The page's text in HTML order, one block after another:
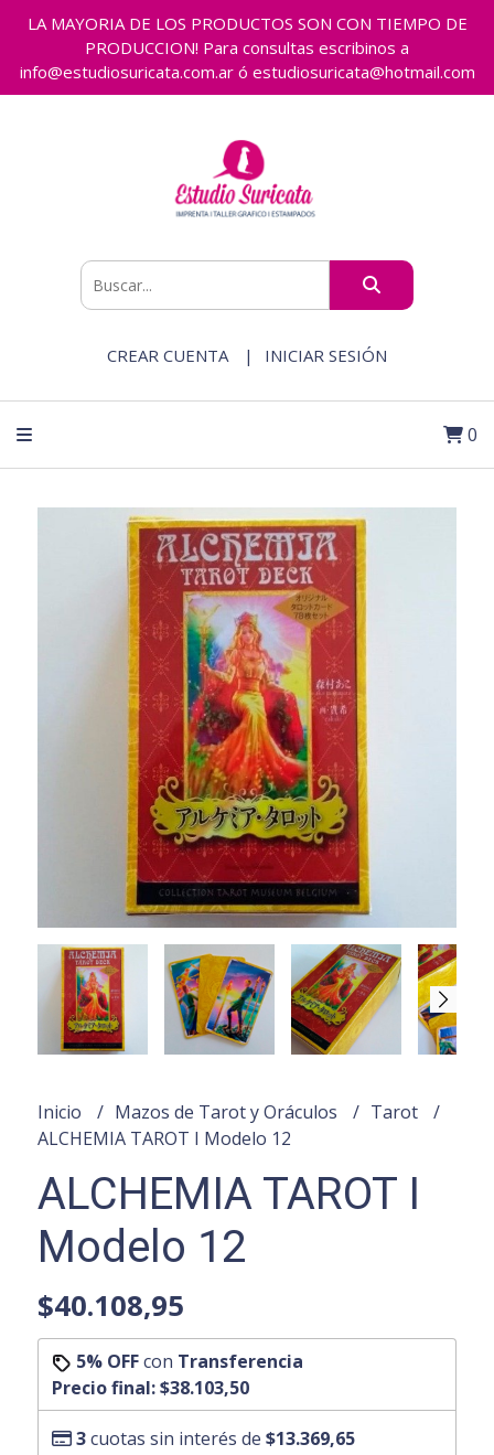
LA MAYORIA DE LOS PRODUCTOS SON CON TIEMPO DE
PRODUCCION! Para consultas escribinos a
info@estudiosuricata.com.ar ó estudiosuricata@hotmail.com
CREAR CUENTA INICIAR SESIÓN
0
Inicio Mazos de Tarot y Oráculos
Tarot
ALCHEMIA TAROT I Modelo 12
ALCHEMIA TAROT I
Modelo 12
$40.108,95
5% OFFcon Transferencia
Precio final:$38.103,50
3cuotas sin interés de $13.369,65